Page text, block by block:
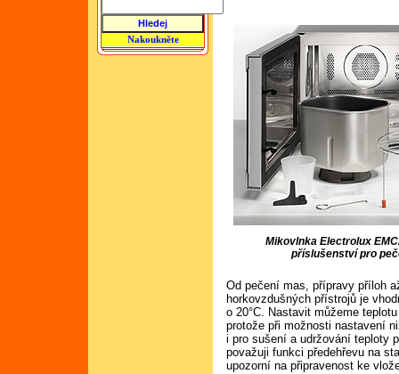
Nakoukněte
Mikovlnka Electrolux
příslušenství pro
Od pečení mas, přípravy příloh
horkovzdušných přístrojů je
o 20°C. Nastavit můžeme
protože při možnosti nastavení
i pro sušení a udržování teploty
považuji funkci předehřevu na
upozorní na připravenost ke